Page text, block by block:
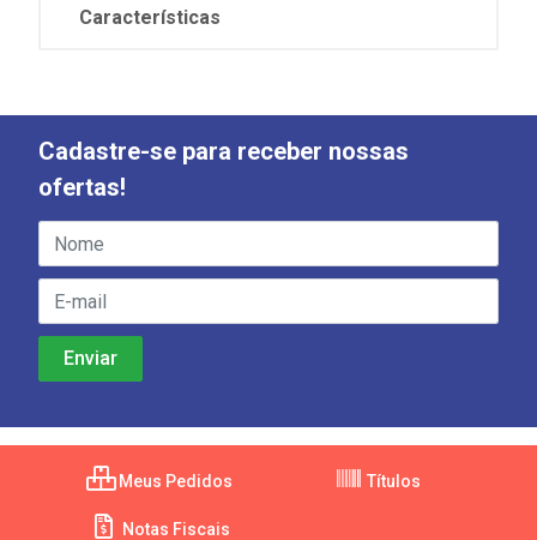
Características
Cadastre-se para receber nossas
ofertas!
Meus Pedidos Títulos
Notas Fiscais